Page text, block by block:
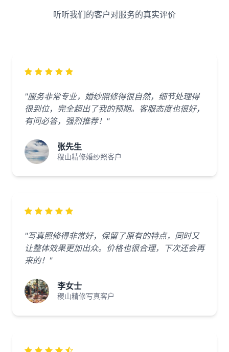
听听我们的客户对服务的真实评价
"服务非常专业，婚纱照修得很自然，细节处理得
很到位，完全超出了我的预期。客服态度也很好，
有问必答，强烈推荐！"
张先生
稷山精修婚纱照客户
"写真照修得非常好，保留了原有的特点，同时又
让整体效果更加出众。价格也很合理，下次还会再
来的！"
李女士
稷山精修写真客户